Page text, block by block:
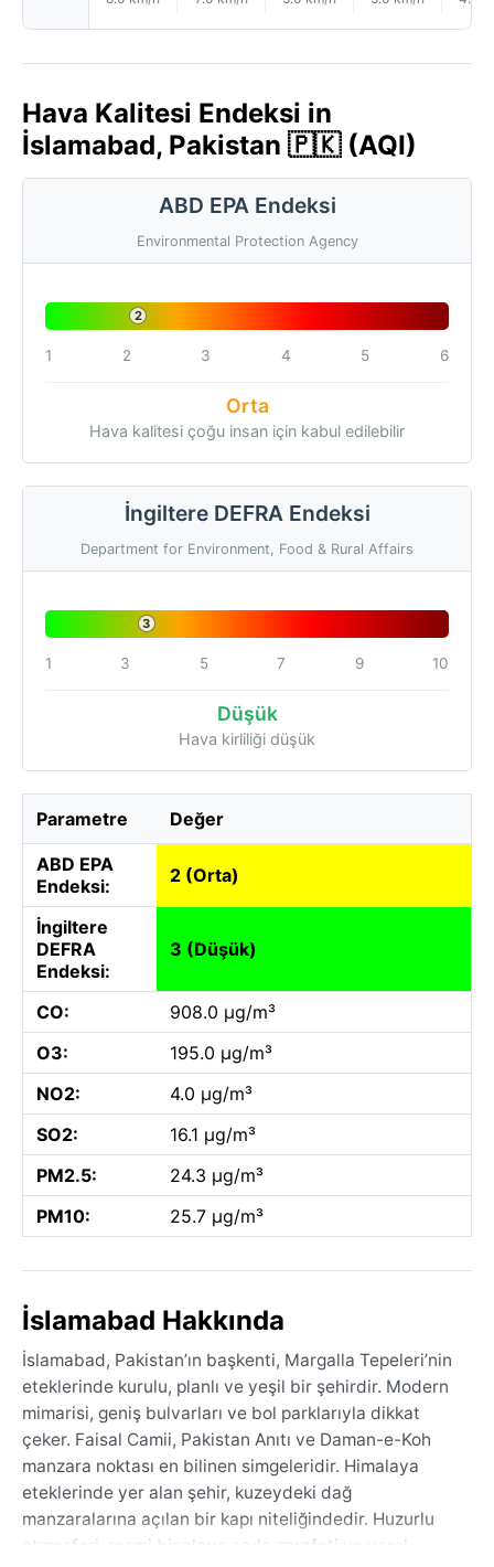
Hava Kalitesi Endeksi in
İslamabad, Pakistan 🇵🇰 (AQI)
ABD EPA Endeksi
Environmental Protection Agency
2
1 2 3 4 5 6
Orta
Hava kalitesi çoğu insan için kabul edilebilir
İngiltere DEFRA Endeksi
Department for Environment, Food & Rural Affairs
3
1 3 5 7 9 10
Düşük
Hava kirliliği düşük
Parametre Değer
ABD EPA
Endeksi:
2 (Orta)
İngiltere
DEFRA
Endeksi:
3 (Düşük)
CO:
908.0 µg/m³
O3:
195.0 µg/m³
NO2:
4.0 µg/m³
SO2:
16.1 µg/m³
PM2.5:
24.3 µg/m³
PM10:
25.7 µg/m³
İslamabad Hakkında
İslamabad, Pakistan’ın başkenti, Margalla Tepeleri’nin
eteklerinde kurulu, planlı ve yeşil bir şehirdir. Modern
mimarisi, geniş bulvarları ve bol parklarıyla dikkat
çeker. Faisal Camii, Pakistan Anıtı ve Daman-e-Koh
manzara noktası en bilinen simgeleridir. Himalaya
eteklerinde yer alan şehir, kuzeydeki dağ
manzaralarına açılan bir kapı niteliğindedir. Huzurlu
atmosferi, resmi binaların sade zarafeti ve yerel